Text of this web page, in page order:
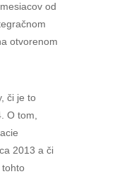
od
otvorenom
či je to
O tom,
2013 a či
tohto